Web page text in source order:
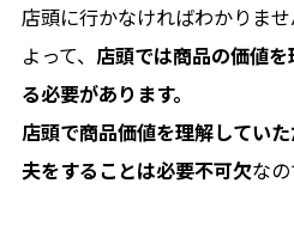
店頭に行かなければわかりませ
よって、 店頭では商品の価値
る必要があります。
店頭で商品価値を理解してい
夫をすることは必要不可欠なの